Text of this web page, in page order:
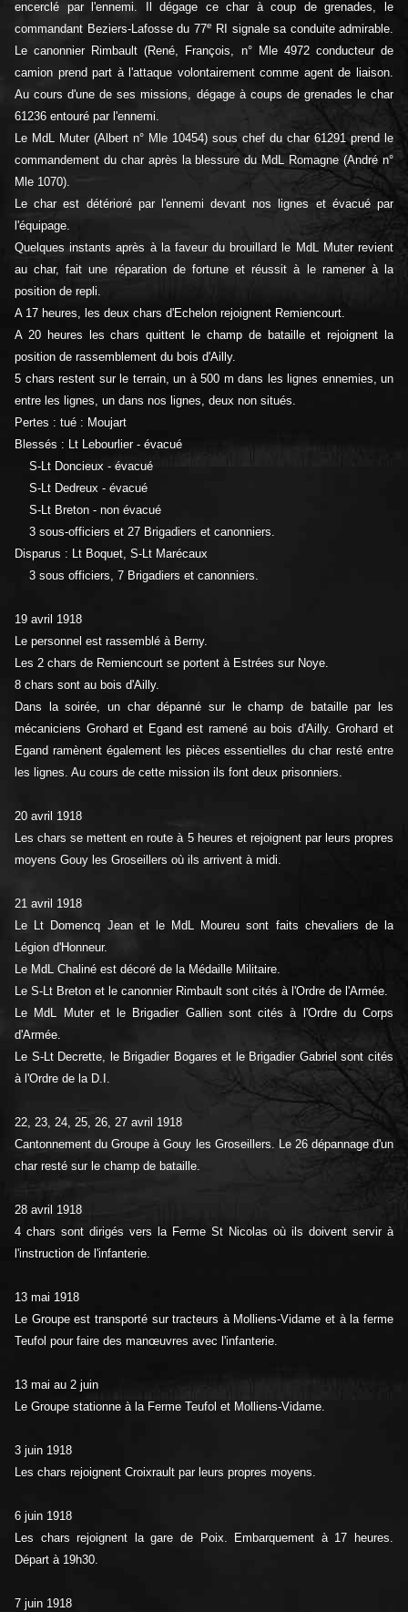
encerclé par l'ennemi. Il dégage ce char à coup de grenades, le
commandant Beziers-Lafosse du 77e
RI signale sa conduite admirable.
Le canonnier Rimbault (René, François, n° Mle 4972 conducteur de
camion prend part à l'attaque volontairement comme agent de liaison.
Au cours d'une de ses missions, dégage à coups de grenades le char
61236 entouré par l'ennemi.
Le MdL Muter (Albert n° Mle 10454) sous chef du char 61291 prend le
commandement du char après la blessure du MdL Romagne (André n°
Mle 1070).
Le char est détérioré par l'ennemi devant nos lignes et évacué par
l'équipage.
Quelques instants après à la faveur du brouillard le MdL Muter revient
au char, fait une réparation de fortune et réussit à le ramener à la
position de repli.
A 17 heures, les deux chars d'Echelon rejoignent Remiencourt.
A 20 heures les chars quittent le champ de bataille et rejoignent la
position de rassemblement du bois d'Ailly.
5 chars restent sur le terrain, un à 500 m dans les lignes ennemies, un
entre les lignes, un dans nos lignes, deux non situés.
Pertes : tué : Moujart
Blessés : Lt Lebourlier - évacué
S-Lt Doncieux - évacué
S-Lt Dedreux - évacué
S-Lt Breton - non évacué
3 sous-officiers et 27 Brigadiers et canonniers.
Disparus : Lt Boquet, S-Lt Marécaux
3 sous officiers, 7 Brigadiers et canonniers.
19 avril 1918
Le personnel est rassemblé à Berny.
Les 2 chars de Remiencourt se portent à Estrées sur Noye.
8 chars sont au bois d'Ailly.
Dans la soirée, un char dépanné sur le champ de bataille par les
mécaniciens Grohard et Egand est ramené au bois d'Ailly. Grohard et
Egand ramènent également les pièces essentielles du char resté entre
les lignes. Au cours de cette mission ils font deux prisonniers.
20 avril 1918
Les chars se mettent en route à 5 heures et rejoignent par leurs propres
moyens Gouy les Groseillers où ils arrivent à midi.
21 avril 1918
Le Lt Domencq Jean et le MdL Moureu sont faits chevaliers de la
Légion d'Honneur.
Le MdL Chaliné est décoré de la Médaille Militaire.
Le S-Lt Breton et le canonnier Rimbault sont cités à l'Ordre de l'Armée.
Le MdL Muter et le Brigadier Gallien sont cités à l'Ordre du Corps
d'Armée.
Le S-Lt Decrette, le Brigadier Bogares et le Brigadier Gabriel sont cités
à l'Ordre de la D.I.
22, 23, 24, 25, 26, 27 avril 1918
Cantonnement du Groupe à Gouy les Groseillers. Le 26 dépannage d'un
char resté sur le champ de bataille.
28 avril 1918
4 chars sont dirigés vers la Ferme St Nicolas où ils doivent servir à
l'instruction de l'infanterie.
13 mai 1918
Le Groupe est transporté sur tracteurs à Molliens-Vidame et à la ferme
Teufol pour faire des manœuvres avec l'infanterie.
13 mai au 2 juin
Le Groupe stationne à la Ferme Teufol et Molliens-Vidame.
3 juin 1918
Les chars rejoignent Croixrault par leurs propres moyens.
6 juin 1918
Les chars rejoignent la gare de Poix. Embarquement à 17 heures.
Départ à 19h30.
7 juin 1918